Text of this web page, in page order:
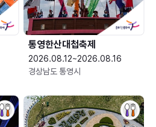
통영한산대첩축제
2026.08.12~2026.08.16
경상남도 통영시